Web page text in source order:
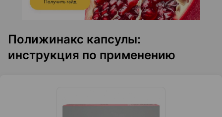
Полижинакс капсулы:
инструкция по применению